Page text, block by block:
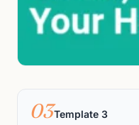
03Template 3